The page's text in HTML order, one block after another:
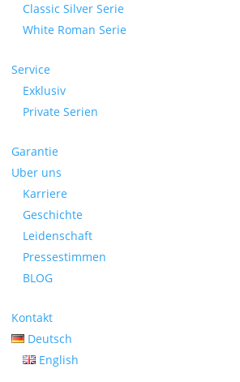
Classic Silver Serie
White Roman Serie
Service
Exklusiv
Private Serien
Garantie
Uber uns
Karriere
Geschichte
Leidenschaft
Pressestimmen
BLOG
Kontakt
Deutsch
English